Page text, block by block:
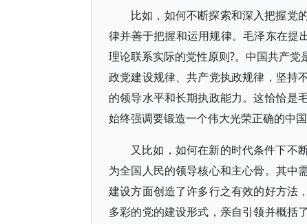
比如，如何不断探索和深入把握党
律并善于把握和运用规律。毛泽东在提
理论联系实际的党性原则?。中国共产
政党建设规律、共产党执政规律，坚持
的领导水平和长期执政能力。这恰恰是
始终强调要锻造一个伟大光荣正确的中
又比如，如何在新的时代条件下不
为全国人民的领导核心和主心骨。其中
建设方面创造了许多行之有效的好方法
多彩的党的建设形式，亲自引领并概括